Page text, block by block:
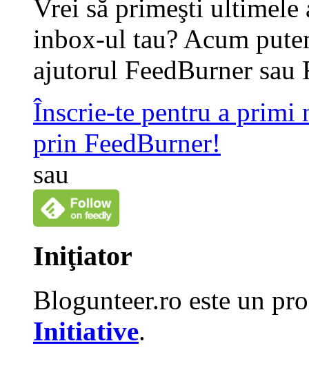
Vrei să primeşti
inbox-ul tau? Acum
ajutorul FeedBurner sau
Înscrie-te pentru a primi
prin FeedBurner!
sau
Iniţiator
Blogunteer.ro este un
Initiative.